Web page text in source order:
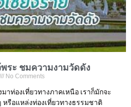
พระ ชมความงามวัดดัง
No Comments
าท่องเที่ยวทางภาคเหนือ เราก็มักจะ
หรือแหล่งท่องเที่ยวทางธรรมชาติ